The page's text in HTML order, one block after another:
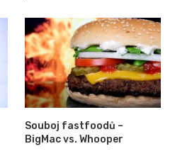
Souboj fastfoodů –
BigMac vs. Whooper